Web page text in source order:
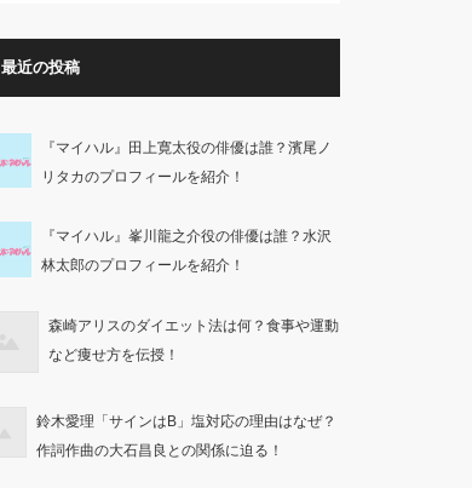
最近の投稿
『マイハル』田上寛太役の俳優は誰？濱尾ノ
リタカのプロフィールを紹介！
『マイハル』峯川龍之介役の俳優は誰？水沢
林太郎のプロフィールを紹介！
森崎アリスのダイエット法は何？食事や運動
など痩せ方を伝授！
鈴木愛理「サインはB」塩対応の理由はなぜ？
作詞作曲の大石昌良との関係に迫る！